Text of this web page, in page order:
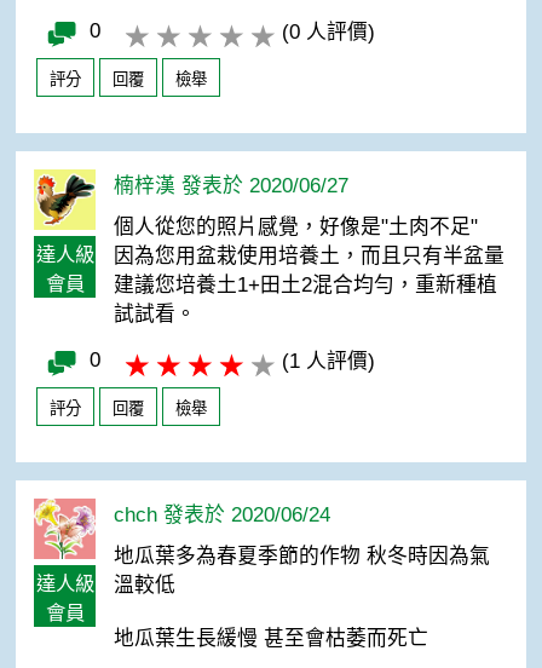
0 (0 人評價)
評分 回覆 檢舉
達人級
會員
楠梓漢 發表於 2020/06/27
個人從您的照片感覺，好像是"土肉不足"
因為您用盆栽使用培養土，而且只有半盆量
建議您培養土1+田土2混合均勻，重新種植
試試看。
0 (1 人評價)
評分 回覆 檢舉
達人級
會員
chch 發表於 2020/06/24
地瓜葉多為春夏季節的作物 秋冬時因為氣
溫較低
地瓜葉生長緩慢 甚至會枯萎而死亡